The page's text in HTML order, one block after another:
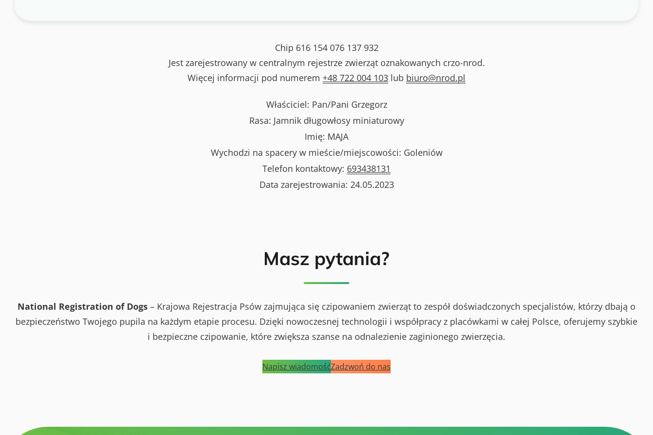
Chip 616 154 076 137 932
Jest zarejestrowany w centralnym rejestrze zwierząt oznakowanych crzo-nrod.
Więcej informacji pod numerem +48 722 004 103 lub biuro@nrod.pl
Właściciel: Pan/Pani Grzegorz
Rasa: Jamnik długowłosy miniaturowy
Imię: MAJA
Wychodzi na spacery w mieście/miejscowości: Goleniów
Telefon kontaktowy: 693438131
Data zarejestrowania: 24.05.2023
Masz pytania?
National Registration of Dogs – Krajowa Rejestracja Psów zajmująca się czipowaniem zwierząt to zespół doświadczonych specjalistów, którzy dbają o
bezpieczeństwo Twojego pupila na każdym etapie procesu. Dzięki nowoczesnej technologii i współpracy z placówkami w całej Polsce, oferujemy szybkie
i bezpieczne czipowanie, które zwiększa szanse na odnalezienie zaginionego zwierzęcia.
Napisz wiadomośćZadzwoń do nas